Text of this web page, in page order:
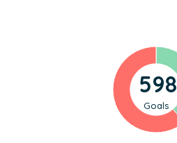
598
Goals